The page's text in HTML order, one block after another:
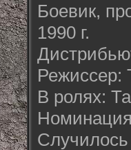
Боевик,
1990 г.
Режиссер:
В ролях: